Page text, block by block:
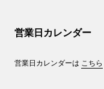
営業日カレンダー
営業日カレンダーは こちら